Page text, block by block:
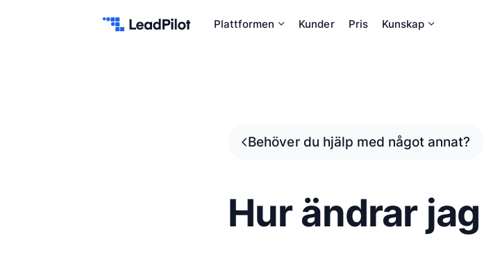
Plattformen
Kunder Pris Kunskap
Behöver du hjälp med något annat?
Hur ändrar